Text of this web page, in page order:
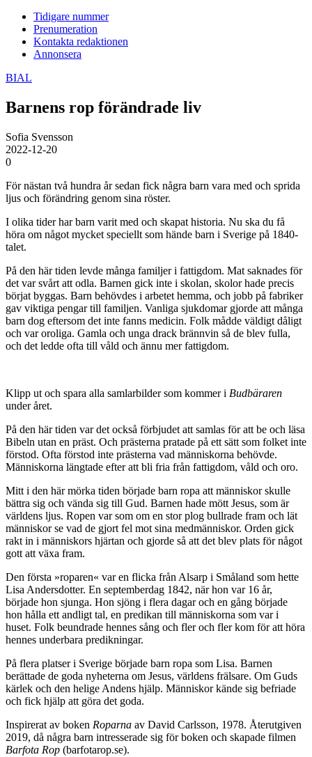
Tidigare nummer
Prenumeration
Kontakta redaktionen
Annonsera
BIAL
Barnens rop förändrade liv
Sofia Svensson
2022-12-20
0
För nästan två hundra år sedan fick några barn vara med och sprida
ljus och förändring genom sina röster.
I olika tider har barn varit med och skapat historia. Nu ska du få
höra om något mycket speciellt som hände barn i Sverige på 1840-
talet.
På den här tiden levde många familjer i fattigdom. Mat saknades för
det var svårt att odla. Barnen gick inte i skolan, skolor hade precis
börjat byggas. Barn behövdes i arbetet hemma, och jobb på fabriker
gav viktiga pengar till familjen. Vanliga sjukdomar gjorde att många
barn dog eftersom det inte fanns medicin. Folk mådde väldigt dåligt
och var oroliga. Gamla och unga drack brännvin så de blev fulla,
och det ledde ofta till våld och ännu mer fattigdom.
Klipp ut och spara alla samlarbilder som kommer i Budbäraren
under året.
På den här tiden var det också förbjudet att samlas för att be och läsa
Bibeln utan en präst. Och prästerna pratade på ett sätt som folket inte
förstod. Ofta förstod inte prästerna vad människorna behövde.
Människorna längtade efter att bli fria från fattigdom, våld och oro.
Mitt i den här mörka tiden började barn ropa att människor skulle
bättra sig och vända sig till Gud. Barnen hade mött Jesus, som är
världens ljus. Ropen var som om en stor plog bullrade fram och lät
människor se vad de gjort fel mot sina medmänniskor. Orden gick
rakt in i människors hjärtan och gjorde så att det blev plats för något
gott att växa fram.
Den första »roparen« var en flicka från Alsarp i Småland som hette
Lisa Andersdotter. En septemberdag 1842, när hon var 16 år,
började hon sjunga. Hon sjöng i flera dagar och en gång började
hon hålla ett andligt tal, en predikan till människorna som var i
huset. Folk beundrade hennes sång och fler och fler kom för att höra
hennes underbara predikningar.
På flera platser i Sverige började barn ropa som Lisa. Barnen
berättade de goda nyheterna om Jesus, världens frälsare. Om Guds
kärlek och den helige Andens hjälp. Människor kände sig befriade
och fick hjälp att göra det goda.
Inspirerat av boken Roparna av David Carlsson, 1978. Återutgiven
2019, då några barn intresserade sig för boken och skapade filmen
Barfota Rop (barfotarop.se).